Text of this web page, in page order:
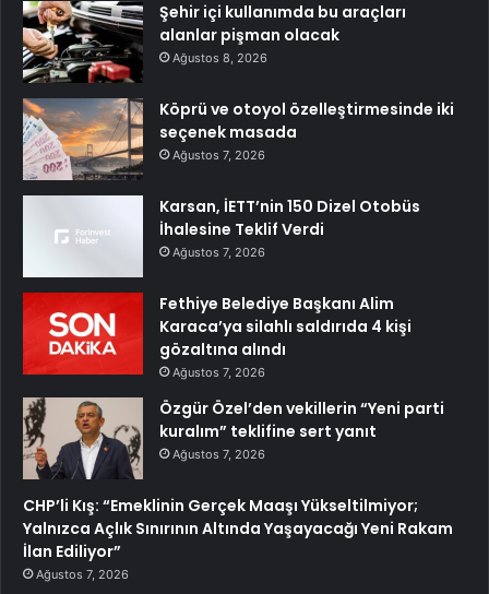
Şehir içi kullanımda bu araçları
alanlar pişman olacak
Ağustos 8, 2026
Köprü ve otoyol özelleştirmesinde iki
seçenek masada
Ağustos 7, 2026
Karsan, İETT’nin 150 Dizel Otobüs
İhalesine Teklif Verdi
Ağustos 7, 2026
Fethiye Belediye Başkanı Alim
Karaca’ya silahlı saldırıda 4 kişi
gözaltına alındı
Ağustos 7, 2026
Özgür Özel’den vekillerin “Yeni parti
kuralım” teklifine sert yanıt
Ağustos 7, 2026
CHP’li Kış: “Emeklinin Gerçek Maaşı Yükseltilmiyor;
Yalnızca Açlık Sınırının Altında Yaşayacağı Yeni Rakam
İlan Ediliyor”
Ağustos 7, 2026